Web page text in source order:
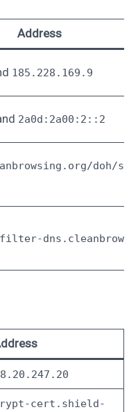
Address
185.228.169.9
2a0d:2a00:2::2
doh/
8.20.247.20
cert.shield-